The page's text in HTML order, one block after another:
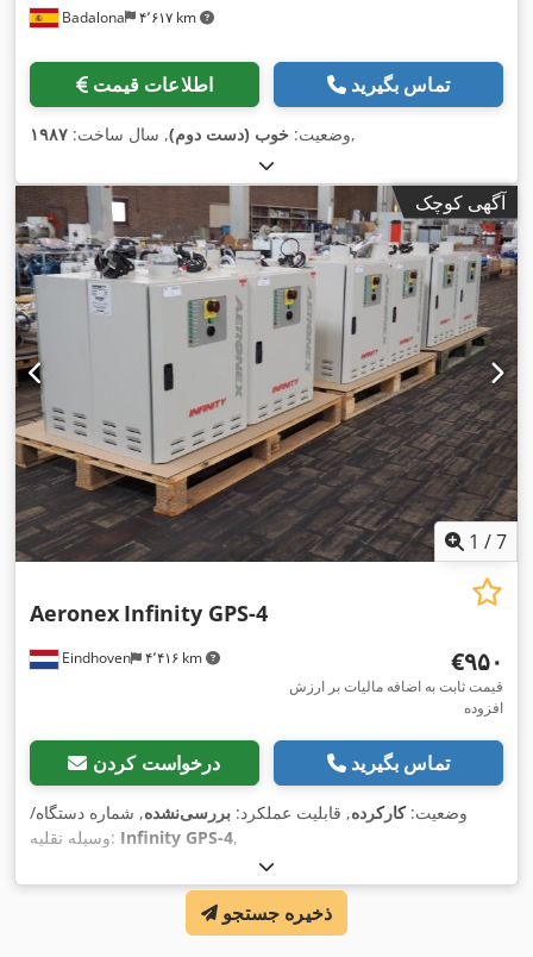
Badalona ۴٬۶۱۷ km
اطلاعات قیمت تماس بگیرید
وضعیت: خوب (دست دوم), سال ساخت: ۱۹۸۷ ,
آگهی کوچک
1 /7
Eindhoven ۴٬۴۱۶ km
Aeronex Infinity GPS-4
‎€۹۵۰
قیمت ثابت به اضافه مالیات بر ارزش
افزوده
درخواست کردن تماس بگیرید
وضعیت:کارکرده, قابلیت عملکرد: بررسی‌نشده, شماره دستگاه/
وسیله نقلیه: Infinity GPS-4,
ذخیره جستجو